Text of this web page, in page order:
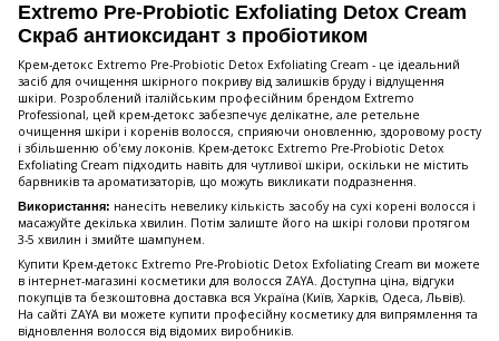
Extremo Pre-Probiotic Exfoliating Detox Cream
Скраб антиоксидант з пробіотиком
Крем-детокс Extremo Pre-Probiotic Detox Exfoliating Cream - це ідеальний
засіб для очищення шкірного покриву від залишків бруду і відлущення
шкіри. Розроблений італійським професійним брендом Extremo
Professional, цей крем-детокс забезпечує делікатне, але ретельне
очищення шкіри і коренів волосся, сприяючи оновленню, здоровому росту
і збільшенню об'єму локонів. Крем-детокс Extremo Pre-Probiotic Detox
Exfoliating Cream підходить навіть для чутливої шкіри, оскільки не містить
барвників та ароматизаторів, що можуть викликати подразнення.
Використання: нанесіть невелику кількість засобу на сухі корені волосся і
масажуйте декілька хвилин. Потім залиште його на шкірі голови протягом
3-5 хвилин і змийте шампунем.
Купити Крем-детокс Extremo Pre-Probiotic Detox Exfoliating Cream ви можете
в інтернет-магазині косметики для волосся ZAYA. Доступна ціна, відгуки
покупців та безкоштовна доставка вся Україна (Київ, Харків, Одеса, Львів).
На сайті ZAYA ви можете купити професійну косметику для випрямлення та
відновлення волосся від відомих виробників.